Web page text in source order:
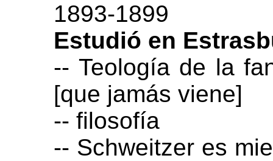
1893-1899
Estudió en
-- Teología de la
[que jamás viene]
-- filosofía
-- Schweitzer es